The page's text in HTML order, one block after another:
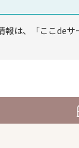
は、「ここde